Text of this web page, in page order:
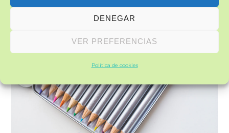
DENEGAR
VER PREFERENCIAS
Política de cookies